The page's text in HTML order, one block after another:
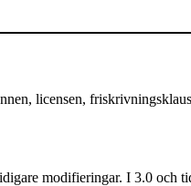
licensen,
modifieringar. I 3.0 och